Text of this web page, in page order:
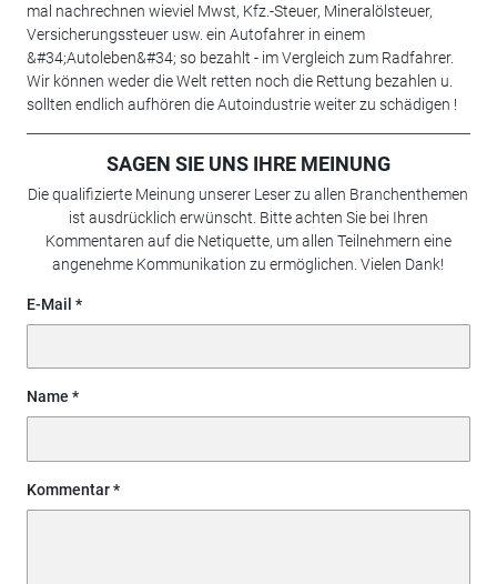
mal nachrechnen wieviel Mwst, Kfz.-Steuer, Mineralölsteuer,
Versicherungssteuer usw. ein Autofahrer in einem
&#34;Autoleben&#34; so bezahlt - im Vergleich zum Radfahrer.
Wir können weder die Welt retten noch die Rettung bezahlen u.
sollten endlich aufhören die Autoindustrie weiter zu schädigen !
SAGEN SIE UNS IHRE MEINUNG
Die qualifizierte Meinung unserer Leser zu allen Branchenthemen
ist ausdrücklich erwünscht. Bitte achten Sie bei Ihren
Kommentaren auf die Netiquette, um allen Teilnehmern eine
angenehme Kommunikation zu ermöglichen. Vielen Dank!
E-Mail
Name
Kommentar